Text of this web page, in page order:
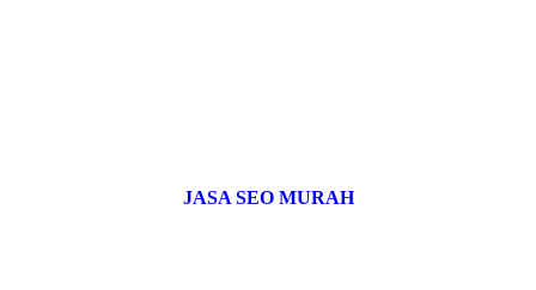
JASA SEO MURAH